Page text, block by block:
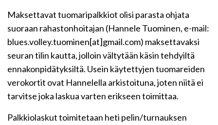
Maksettavat tuomaripalkkiot olisi parasta ohjata
suoraan rahastonhoitajan (Hannele Tuominen, e-mail:
blues.volley.tuominen[at]gmail.com) maksettavaksi
seuran tilin kautta, jolloin vältytään käsin tehdyiltä
ennakonpidätyksiltä. Usein käytettyjen tuomareiden
verokortit ovat Hannelella arkistoituna, joten niitä ei
tarvitse joka laskua varten erikseen toimittaa.
Palkkiolaskut toimitetaan heti pelin/turnauksen